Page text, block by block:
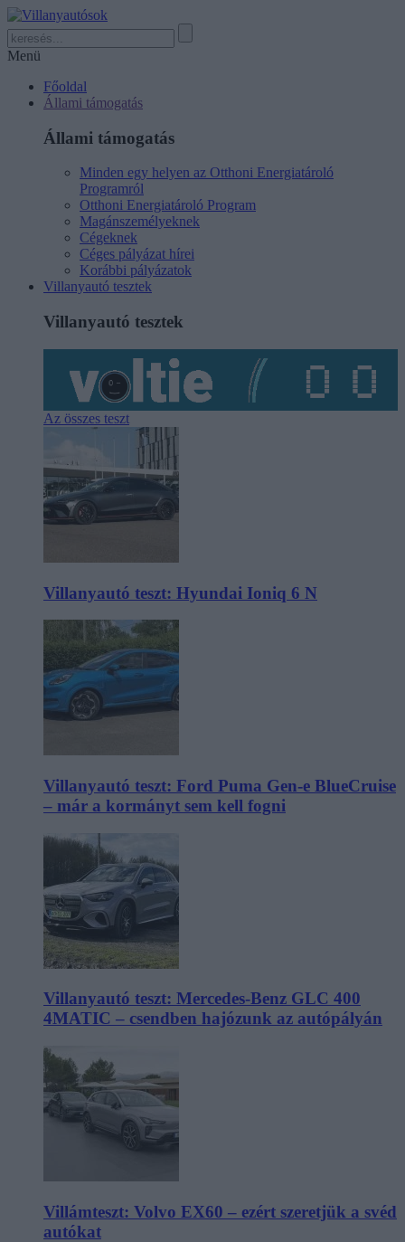
Menü
Főoldal
Állami támogatás
Állami támogatás
Minden egy helyen az Otthoni Energiatároló
Programról
Otthoni Energiatároló Program
Magánszemélyeknek
Cégeknek
Céges pályázat hírei
Korábbi pályázatok
Villanyautó tesztek
Villanyautó tesztek
Az összes teszt
Villanyautó teszt: Hyundai Ioniq 6 N
Villanyautó teszt: Ford Puma Gen-e BlueCruise
– már a kormányt sem kell fogni
Villanyautó teszt: Mercedes-Benz GLC 400
4MATIC – csendben hajózunk az autópályán
Villámteszt: Volvo EX60 – ezért szeretjük a svéd
autókat